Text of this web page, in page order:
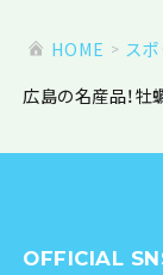
HOME
ス
広島の名産品！
OFFICIAL